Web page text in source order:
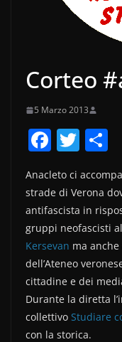
Corteo
5 Marzo 2013
F
c
e
b
o
o
k
T
itt
er
n
vi
Anacleto ci
strade di Verona
antifascista in
gruppi neofascisti
Kersevan ma
dell’Ateneo
cittadine e dei
Durante la diretta
collettivo Studiare
con la storica.